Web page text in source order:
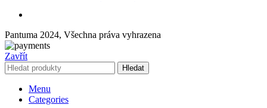
Pantuma 2024, Všechna práva vyhrazena
Zavřít
Hledat
Menu
Categories